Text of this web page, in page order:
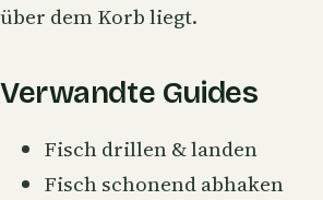
über dem Korb liegt.
Verwandte Guides
Fisch drillen & landen
Fisch schonend abhaken